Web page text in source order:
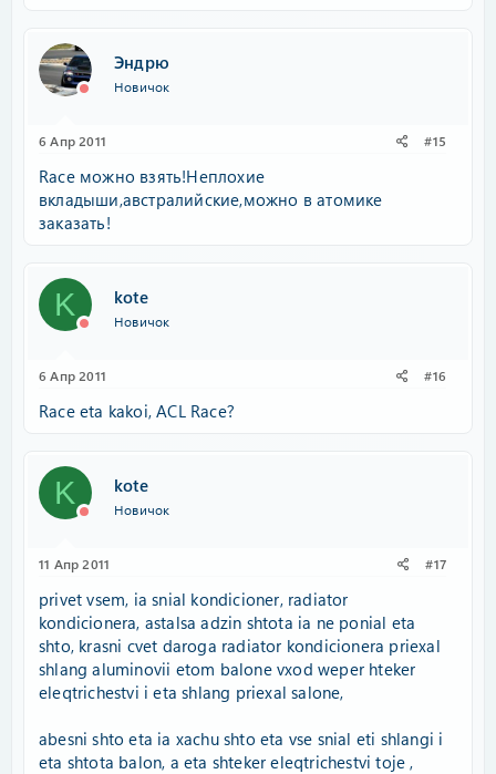
Эндрю
Новичок
6 Апр 2011 #15
Race можно взять!Неплохие
вкладыши,австралийские,можно в атомике
заказать!
K kote
Новичок
6 Апр 2011 #16
Race eta kakoi, ACL Race?
K kote
Новичок
11 Апр 2011 #17
privet vsem, ia snial kondicioner, radiator
kondicionera, astalsa adzin shtota ia ne ponial eta
shto, krasni cvet daroga radiator kondicionera priexal
shlang aluminovii etom balone vxod weper hteker
eleqtrichestvi i eta shlang priexal salone,
abesni shto eta ia xachu shto eta vse snial eti shlangi i
eta shtota balon, a eta shteker eleqtrichestvi toje ,